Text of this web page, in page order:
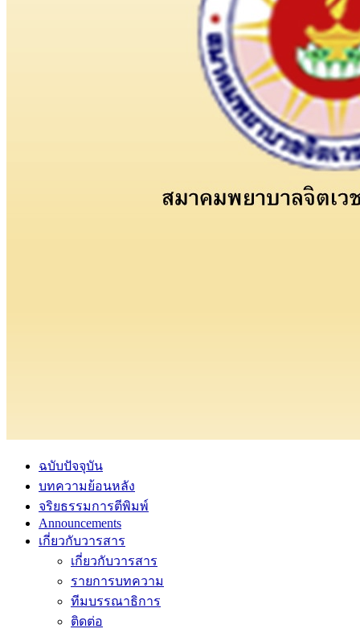
ฉบับปัจจุบัน
บทความย้อนหลัง
จริยธรรมการตีพิมพ์
Announcements
เกี่ยวกับวารสาร
เกี่ยวกับวารสาร
รายการบทความ
ทีมบรรณาธิการ
ติดต่อ